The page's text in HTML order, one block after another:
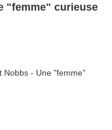
"femme" curieuse